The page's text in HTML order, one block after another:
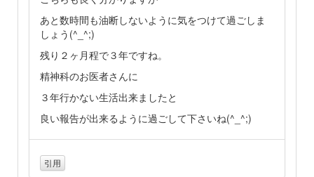
あと数時間も油断しないように気をつけて過ごしま
しょう(^_^;)
残り２ヶ月程で３年ですね。
精神科のお医者さんに
３年行かない生活出来ましたと
良い報告が出来るように過ごして下さいね(^_^;)
引用